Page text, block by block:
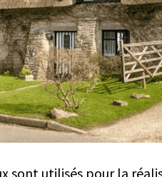
sont utilisés pour la